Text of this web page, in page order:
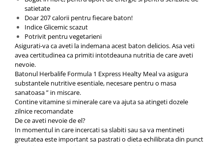
satietate
Doar 207 calorii pentru fiecare baton!
Indice Glicemic scazut
Potrivit pentru vegetarieni
Asigurati-va ca aveti la indemana acest baton delicios. Asa veti
avea certitudinea ca primiti intotdeauna nutritia de care aveti
nevoie.
Batonul Herbalife Formula 1 Express Healty Meal va asigura
substantele nutritive esentiale, necesare pentru o masa
sanatoasa ” in miscare.
Contine vitamine si minerale care va ajuta sa atingeti dozele
zilnice recomandate
De ce aveti nevoie de el?
In momentul in care incercati sa slabiti sau sa va mentineti
greutatea este important sa pastrati o dieta echilibrata din punct